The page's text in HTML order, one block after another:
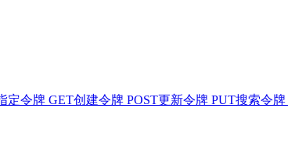
定令牌 GET创建令牌 POST更新令牌 PUT搜索令牌